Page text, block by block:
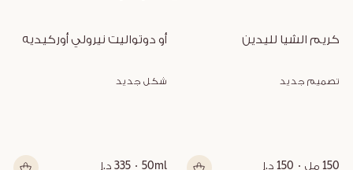
كريم الشيا لليدين
تصميم جديد
150 مل 150 د.إ
أو دوتواليت نيرولي أوركيديه
شكل جديد
50ml 335 د.إ